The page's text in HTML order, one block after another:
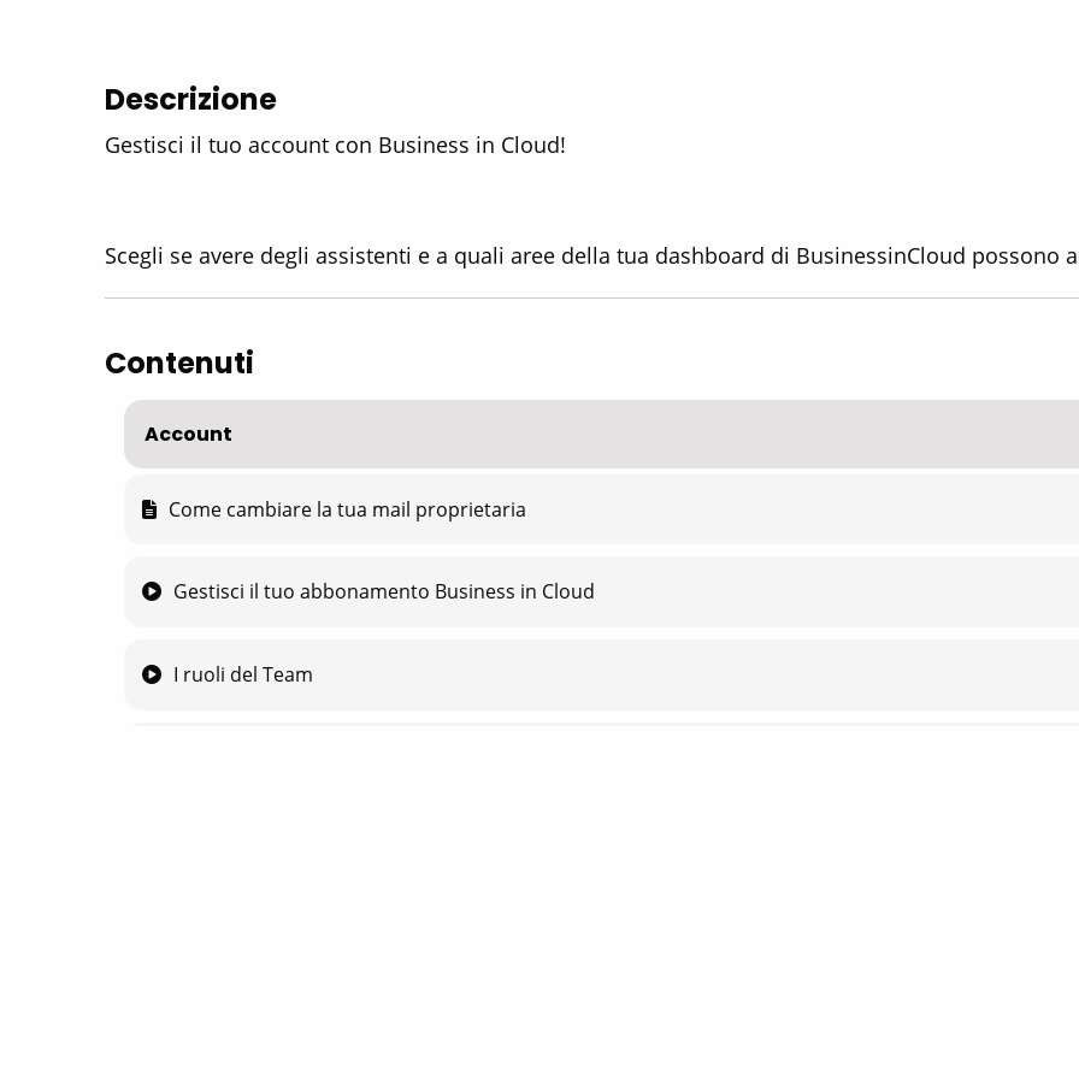
Descrizione
Gestisci il tuo account con Business in Cloud!
Scegli se avere degli assistenti e a quali aree della tua dashboard di BusinessinCloud possono
Contenuti
Account
Come cambiare la tua mail proprietaria
Gestisci il tuo abbonamento Business in Cloud
I ruoli del Team